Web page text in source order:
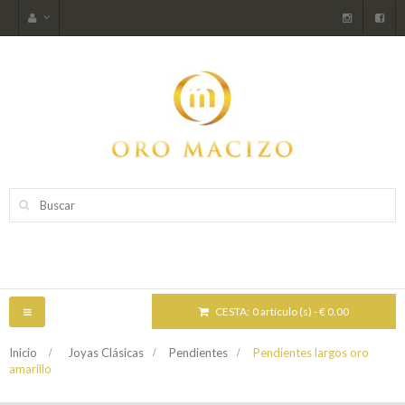
CESTA: 0 artículo (s) - € 0.00
NAVEGACIÓN
TOGGLE
Inicio > Joyas Clásicas > Pendientes >
Pendientes largos oro
amarillo